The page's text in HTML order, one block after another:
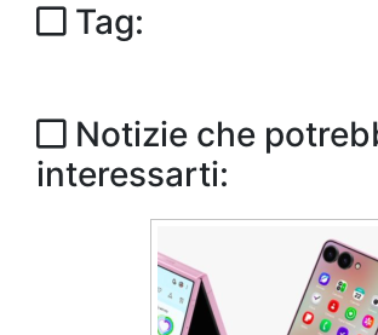
Tag:
Notizie che
interessarti: